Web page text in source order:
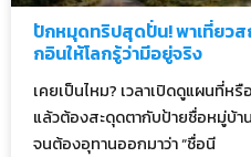
ปักหมุดทริปสุดปั่น! พาเที่ยวส
กอินให้โลกรู้ว่ามีอยู่จริง
เคยเป็นไหม? เวลาเปิดดูแผนที่ห
แล้วต้องสะดุดตากับป้ายชื่อหมู่บ้
จนต้องอุทานออกมาว่า “ชื่อนี